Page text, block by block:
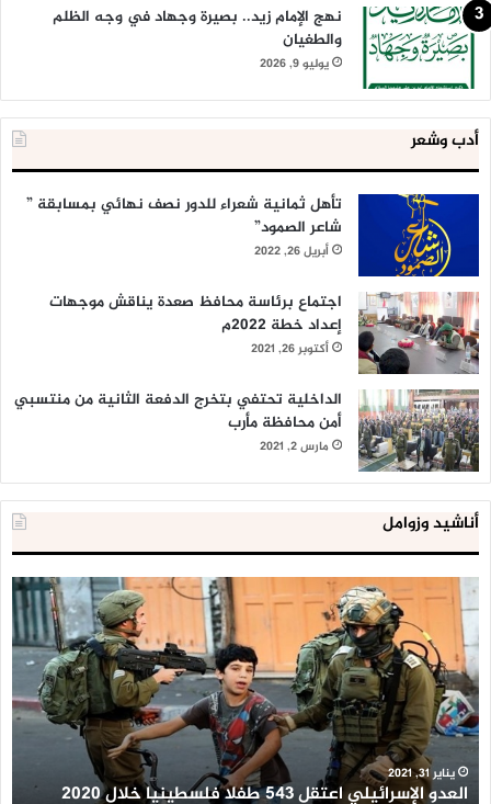
نهج الإمام زيد.. بصيرة وجهاد في وجه الظلم
والطغيان
يوليو 9, 2026
أدب وشعر
تأهل ثمانية شعراء للدور نصف نهائي بمسابقة ”
شاعر الصمود”
أبريل 26, 2022
اجتماع برئاسة محافظ صعدة يناقش موجهات
إعداد خطة 2022م
أكتوبر 26, 2021
الداخلية تحتفي بتخرج الدفعة الثانية من منتسبي
أمن محافظة مأرب
مارس 2, 2021
أناشيد وزوامل
العدو
الإسرائيلي
اعتقل
543
طفلا
فلسطينيا
خلال
2020
يناير 31, 2021
العدو الإسرائيلي اعتقل 543 طفلا فلسطينيا خلال 2020